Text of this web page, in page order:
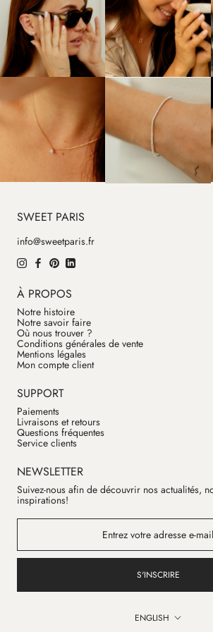
SWEET PARIS
info@sweetparis.fr
À PROPOS
Notre histoire
Notre savoir faire
Où nous trouver ?
Conditions générales de vente
Mentions légales
Mon compte client
SUPPORT
Paiements
Livraisons et retours
Questions fréquentes
Service clients
NEWSLETTER
Suivez-nous afin de découvrir nos actualités,
inspirations!
S'INSCRIRE
Language
ENGLISH